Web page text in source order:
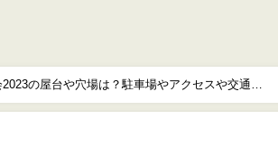
の屋台や穴場は？駐車場やアクセスや交通規